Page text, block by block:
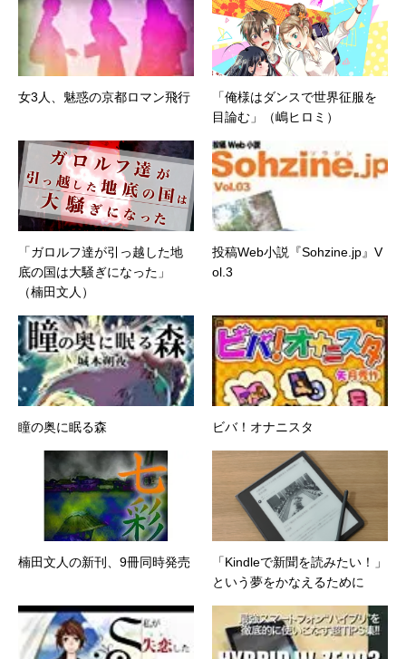
女3人、魅惑の京都ロマン飛行
「俺様はダンスで世界征服を
目論む」（嶋ヒロミ）
「ガロルフ達が引っ越した地
底の国は大騒ぎになった」
（楠田文人）
投稿Web小説『Sohzine.jp』V
ol.3
瞳の奥に眠る森 ビバ！オナニスタ
楠田文人の新刊、9冊同時発売
「Kindleで新聞を読みたい！」
という夢をかなえるために